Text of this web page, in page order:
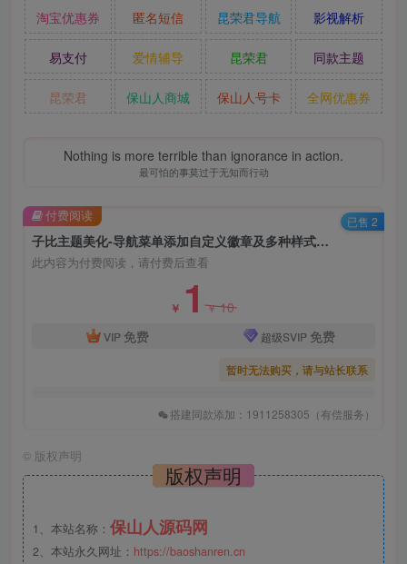
淘宝优惠券 匿名短信 昆荣君导航 影视解析
易支付 爱情辅导 昆荣君 同款主题
昆荣君 保山人商城 保山人号卡 全网优惠券
Nothing is more terrible than ignorance in action.
最可怕的事莫过于无知而行动
子比主题美化-导航菜单添加自定义徽章及多种样式菜单图文
此内容为付费阅读，请付费后查看
￥ 1 ￥10
VIP 免费 超级SVIP 免费
暂时无法购买，请与站长联系
搭建同款添加：1911258305（有偿服务）
付费阅读 已售 2
© 版权声明
版权声明
1、本站名称： 保山人源码网
2、本站永久网址： https://baoshanren.cn